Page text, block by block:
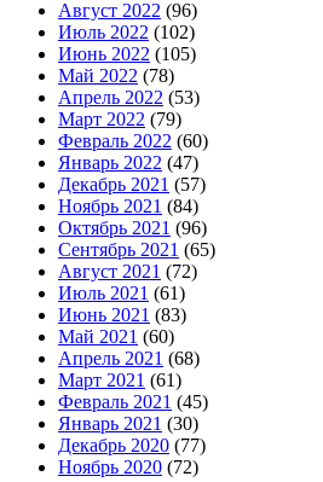
Август 2022 (96)
Июль 2022 (102)
Июнь 2022 (105)
Май 2022 (78)
Апрель 2022 (53)
Март 2022 (79)
Февраль 2022 (60)
Январь 2022 (47)
Декабрь 2021 (57)
Ноябрь 2021 (84)
Октябрь 2021 (96)
Сентябрь 2021 (65)
Август 2021 (72)
Июль 2021 (61)
Июнь 2021 (83)
Май 2021 (60)
Апрель 2021 (68)
Март 2021 (61)
Февраль 2021 (45)
Январь 2021 (30)
Декабрь 2020 (77)
Ноябрь 2020 (72)